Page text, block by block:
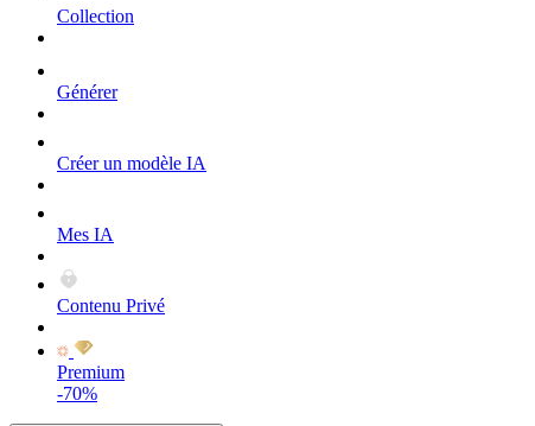
Collection
Générer
Créer un modèle IA
Mes IA
Contenu Privé
Premium
-70%